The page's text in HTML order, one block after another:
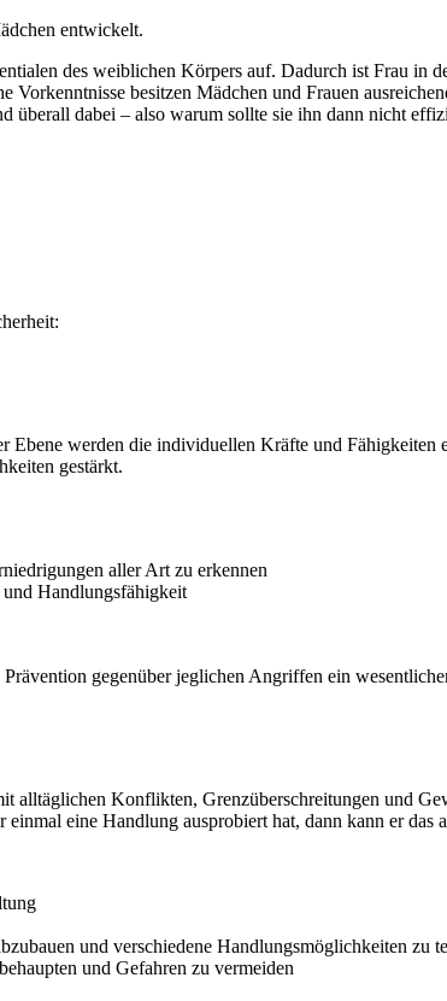
entwickelt.
des weiblichen Körpers auf. Dadurch ist Frau in
Vorkenntnisse besitzen Mädchen und Frauen
überall dabei – also warum sollte sie ihn dann nicht
werden die individuellen Kräfte und
gestärkt.
aller Art zu erkennen
Handlungsfähigkeit
gegenüber jeglichen Angriffen ein
alltäglichen Konflikten, Grenzüberschreitungen und
eine Handlung ausprobiert hat, dann kann er das
und verschiedene Handlungsmöglichkeiten zu
und Gefahren zu vermeiden